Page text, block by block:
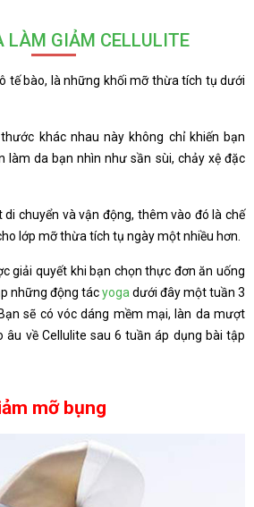
LÀM GIẢM CELLULITE
tế bào, là những khối mỡ thừa tích tụ dưới
khác nhau này không chỉ khiến bạn
làm da bạn nhìn như sần sùi, chảy xệ đặc
chuyển và vận động, thêm vào đó là chế
lớp mỡ thừa tích tụ ngày một nhiều hơn.
giải quyết khi bạn chọn thực đơn ăn uống
những động tácyoga dưới đây một tuần 3
sẽ có vóc dáng mềm mại, làn da mượt
âu về Cellulite sau 6 tuần áp dụng bài tập
mỡ bụng